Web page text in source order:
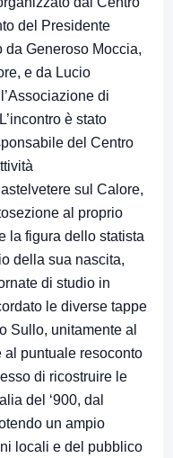
del Presidente
da Generoso Moccia,
e da Lucio
di
è stato
del Centro
sul Calore,
al proprio
la figura dello statista
della sua nascita,
di studio in
le diverse tappe
Sullo, unitamente al
al puntuale resoconto
di ricostruire le
del ‘900, dal
un ampio
locali e del pubblico